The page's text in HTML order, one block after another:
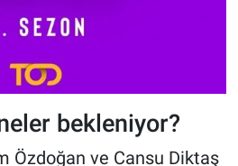
bekleniyor?
Özdoğan ve Cansu Diktaş